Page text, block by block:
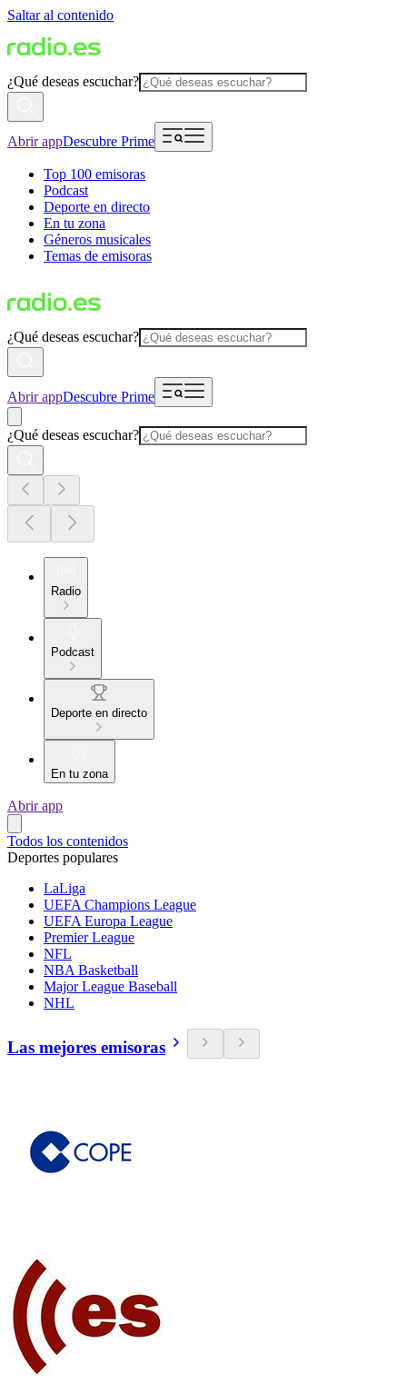
Saltar al contenido
¿Qué deseas escuchar?
Abrir appDescubre Prime
Top 100 emisoras
Podcast
Deporte en directo
En tu zona
Géneros musicales
Temas de emisoras
¿Qué deseas escuchar?
Abrir appDescubre Prime
¿Qué deseas escuchar?
Radio
Podcast
Deporte en directo
En tu zona
Abrir app
Todos los contenidos
Deportes populares
LaLiga
UEFA Champions League
UEFA Europa League
Premier League
NFL
NBA Basketball
Major League Baseball
NHL
Las mejores emisoras